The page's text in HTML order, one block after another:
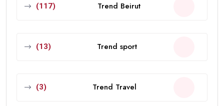
Trend Beirut
(117)
Trend sport
(13)
Trend Travel
(3)